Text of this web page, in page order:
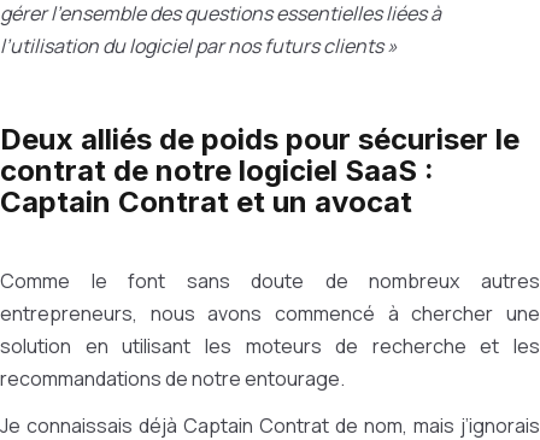
gérer l’ensemble des questions essentielles liées à
l’utilisation du logiciel par nos futurs clients »
Deux alliés de poids pour sécuriser le
contrat de notre logiciel SaaS :
Captain Contrat et un avocat
Comme le font sans doute de nombreux autres
entrepreneurs, nous avons commencé à chercher une
solution en utilisant les moteurs de recherche et les
recommandations de notre entourage.
Je connaissais déjà Captain Contrat de nom, mais j’ignorais